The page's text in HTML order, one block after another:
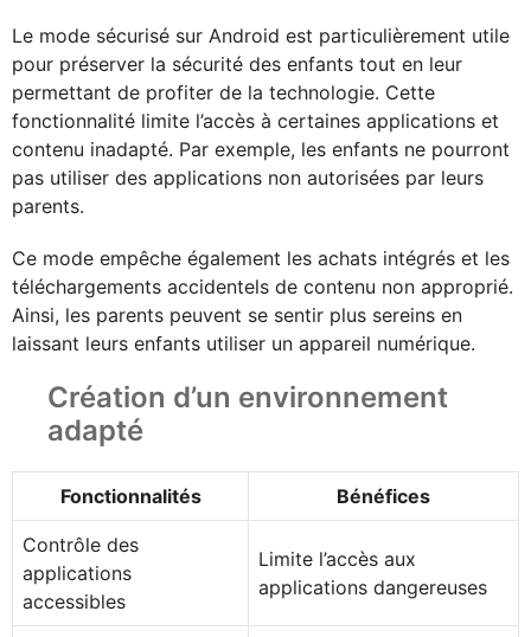
Le mode sécurisé sur Android est particulièrement utile
pour préserver la sécurité des enfants tout en leur
permettant de profiter de la technologie. Cette
fonctionnalité limite l’accès à certaines applications et
contenu inadapté. Par exemple, les enfants ne pourront
pas utiliser des applications non autorisées par leurs
parents.
Ce mode empêche également les achats intégrés et les
téléchargements accidentels de contenu non approprié.
Ainsi, les parents peuvent se sentir plus sereins en
laissant leurs enfants utiliser un appareil numérique.
Création d’un environnement
adapté
Fonctionnalités Bénéfices
Contrôle des
applications
accessibles
Limite l’accès aux
applications dangereuses